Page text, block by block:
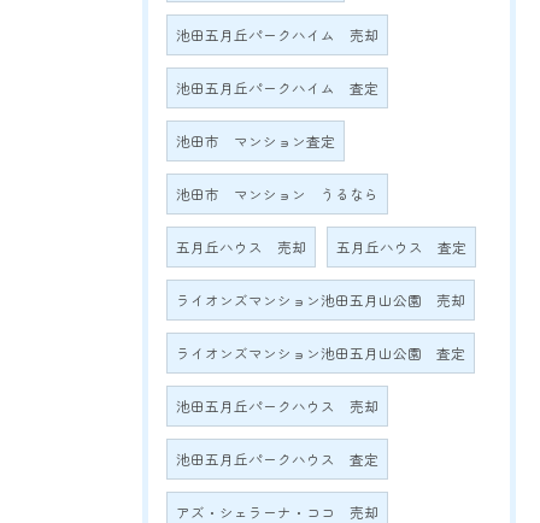
池田五月丘パークハイム 売却
池田五月丘パークハイム 査定
池田市 マンション査定
池田市 マンション うるなら
五月丘ハウス 売却 五月丘ハウス 査定
ライオンズマンション池田五月山公園 売却
ライオンズマンション池田五月山公園 査定
池田五月丘パークハウス 売却
池田五月丘パークハウス 査定
アズ・シェラーナ・ココ 売却